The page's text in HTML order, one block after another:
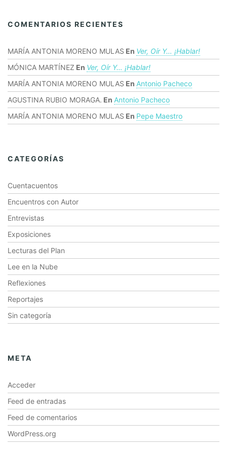
COMENTARIOS RECIENTES
MARÍA ANTONIA MORENO MULAS En Ver, Oír Y… ¡hablar!
MÓNICA MARTÍNEZ En Ver, Oír Y… ¡hablar!
MARÍA ANTONIA MORENO MULAS En Antonio Pacheco
AGUSTINA RUBIO MORAGA. En Antonio Pacheco
MARÍA ANTONIA MORENO MULAS En Pepe Maestro
CATEGORÍAS
Cuentacuentos
Encuentros con Autor
Entrevistas
Exposiciones
Lecturas del Plan
Lee en la Nube
Reflexiones
Reportajes
Sin categoría
META
Acceder
Feed de entradas
Feed de comentarios
WordPress.org